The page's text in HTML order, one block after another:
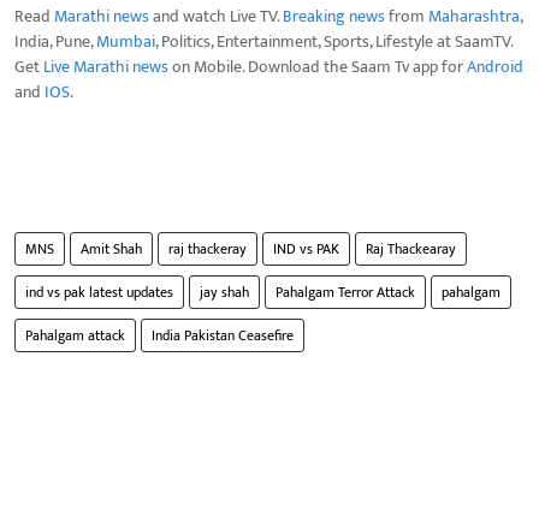
Read Marathi newsand watch Live TV.Breaking newsfrom Maharashtra,
India, Pune,Mumbai, Politics, Entertainment, Sports, Lifestyle at SaamTV.
GetLive Marathi newson Mobile. Download the Saam Tv app forAndroid
and IOS.
MNS Amit Shah raj thackeray IND vs PAK
Raj Thackearay
ind vs pak latest updates
jay shah Pahalgam Terror Attack
pahalgam
Pahalgam attack
India Pakistan Ceasefire